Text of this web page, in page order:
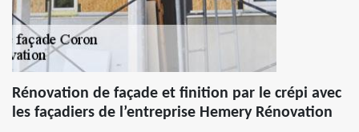
Rénovation de façade et finition par le crépi avec
les façadiers de l’entreprise Hemery Rénovation